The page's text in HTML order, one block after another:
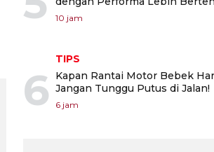
10 jam
6
TIPS
Kapan Rantai Motor Bebek
Jangan Tunggu Putus di Jalan!
6 jam